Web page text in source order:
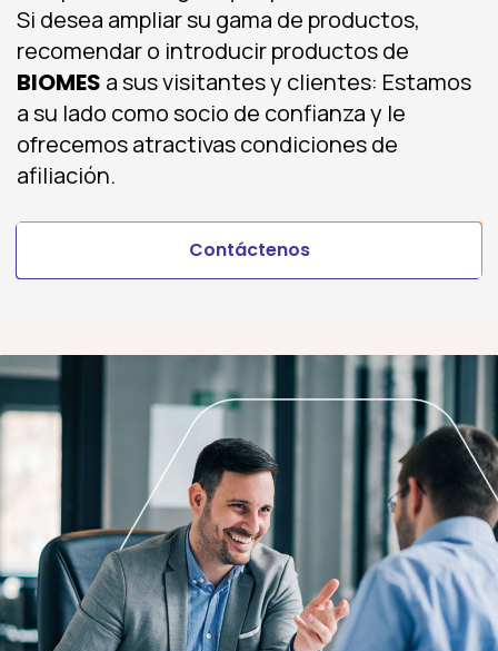
Si desea ampliar su gama de productos,
recomendar o introducir productos de
BIOMES a sus visitantes y clientes: Estamos
a su lado como socio de confianza y le
ofrecemos atractivas condiciones de
afiliación.
Contáctenos